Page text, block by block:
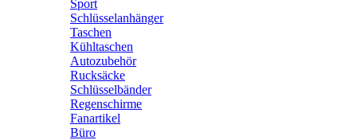
Sport
Schlüsselanhänger
Taschen
Kühltaschen
Autozubehör
Rucksäcke
Schlüsselbänder
Regenschirme
Fanartikel
Büro